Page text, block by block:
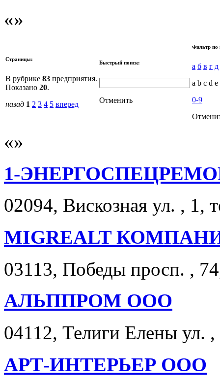
Страницы:
В рубрике 83 предприятия.
Показано 20.
назад 1 2 3 4 5 вперед
Быстрый поиск:
Отменить
Фильтр по
а б в г д
a b c d
0-9
1-
02094, Вискозная ул. , 1,
MIGREALT
03113, Победы просп. ,
АЛЬППРОМ ООО
04112, Телиги Елены ул.
АРТ-ИНТЕРЬЕР ООО